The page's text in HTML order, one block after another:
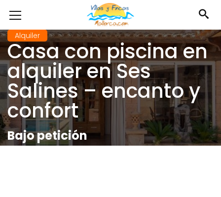
Alquiler
Casa con piscina en
alquiler en Ses
Salines – encanto y
confort
Bajo petición